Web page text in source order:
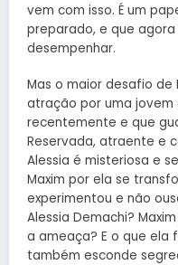
vem com isso. É um
preparado, e que
desempenhar.
Mas o maior desafio de
atração por uma jovem
recentemente e que
Reservada, atraente e
Alessia é misteriosa e
Maxim por ela se
experimentou e não
Alessia Demachi?
a ameaça? E o que ela
também esconde